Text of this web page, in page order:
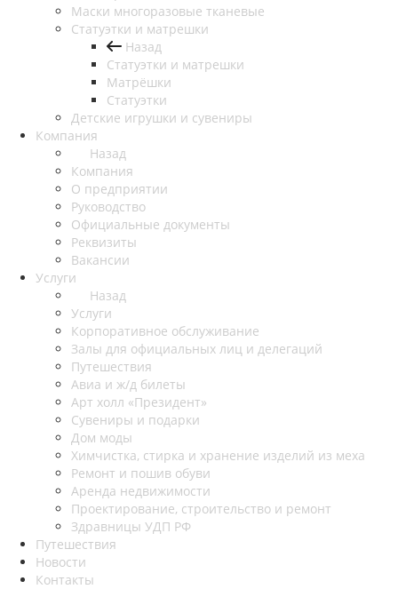
Маски многоразовые тканевые
Статуэтки и матрешки
Назад
Статуэтки и матрешки
Матрёшки
Статуэтки
Детские игрушки и сувениры
Компания
Назад
Компания
О предприятии
Руководство
Официальные документы
Реквизиты
Вакансии
Услуги
Назад
Услуги
Корпоративное обслуживание
Залы для официальных лиц и делегаций
Путешествия
Авиа и ж/д билеты
Арт холл «Президент»
Сувениры и подарки
Дом моды
Химчистка, стирка и хранение изделий из меха
Ремонт и пошив обуви
Аренда недвижимости
Проектирование, строительство и ремонт
Здравницы УДП РФ
Путешествия
Новости
Контакты